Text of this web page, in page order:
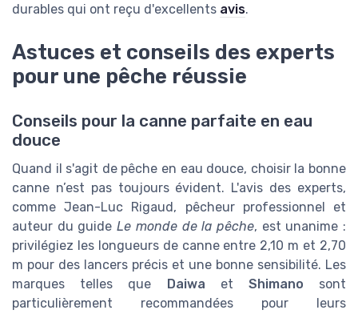
durables qui ont reçu d'excellents avis.
Astuces et conseils des experts
pour une pêche réussie
Conseils pour la canne parfaite en eau
douce
Quand il s'agit de pêche en eau douce, choisir la bonne
canne n’est pas toujours évident. L'avis des experts,
comme Jean-Luc Rigaud, pêcheur professionnel et
auteur du guideLe monde de la pêche, est unanime :
privilégiez les longueurs de canne entre 2,10 m et 2,70
m pour des lancers précis et une bonne sensibilité. Les
marques telles que
Daiwa et Shimano sont
particulièrement recommandées pour leurs